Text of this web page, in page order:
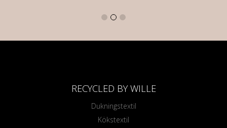
RECYCLED BY WILLE
Dukningstextil
Kökstextil